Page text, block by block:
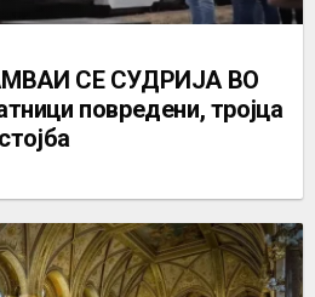
СЕ СУДРИЈА ВО
повредени, тројца